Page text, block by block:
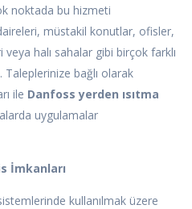
noktada bu hizmeti
müstakil konutlar, ofisler,
halı sahalar gibi birçok farklı
bağlı olarak
ile Danfoss yerden ısıtma
uygulamalar
İmkanları
kullanılmak üzere